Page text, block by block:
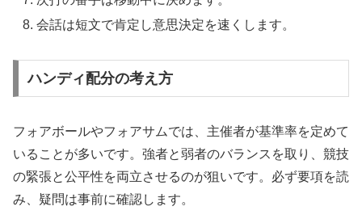
会話は短文で肯定し意思決定を速くします。
ハンディ配分の考え方
フォアボールやフォアサムでは、主催者が基準率を定めて
いることが多いです。強者と弱者のバランスを取り、競技
の緊張と公平性を両立させるのが狙いです。必ず要項を読
み、疑問は事前に確認します。